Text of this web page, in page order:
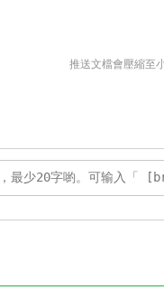
推送文檔會壓縮至